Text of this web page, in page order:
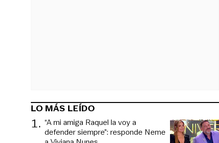
LO MÁS LEÍDO
1. “A mi amiga Raquel la voy a
defender siempre”: responde Neme